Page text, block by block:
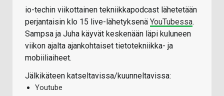
io-techin viikottainen tekniikkapodcast lähetetään
perjantaisin klo 15 live-lähetyksenä YouTubessa.
Sampsa ja Juha käyvät keskenään läpi kuluneen
viikon ajalta ajankohtaiset tietotekniikka- ja
mobiiliaiheet.
Jälkikäteen katseltavissa/kuunneltavissa:
Youtube